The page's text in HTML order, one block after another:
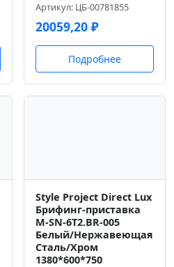
Артикул: ЦБ-00781855
20059,20 ₽
Подробнее
Style Project Direct Lux
Брифинг-приставка
M-SN-6T2.BR-005
Белый/Нержавеющая
Сталь/Хром
1380*600*750